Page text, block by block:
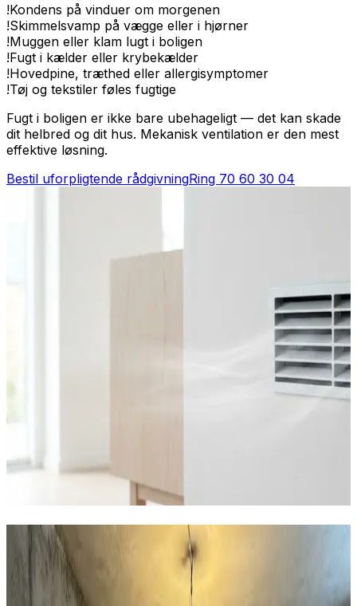
!Kondens på vinduer om morgenen
!Skimmelsvamp på vægge eller i hjørner
!Muggen eller klam lugt i boligen
!Fugt i kælder eller krybekælder
!Hovedpine, træthed eller allergisymptomer
!Tøj og tekstiler føles fugtige
Fugt i boligen er ikke bare ubehageligt — det kan skade
dit helbred og dit hus. Mekanisk ventilation er den mest
effektive løsning.
Bestil uforpligtende rådgivningRing 70 60 30 04
Få bugt med fugtproblemerne i
Hornslet
Boligventilation